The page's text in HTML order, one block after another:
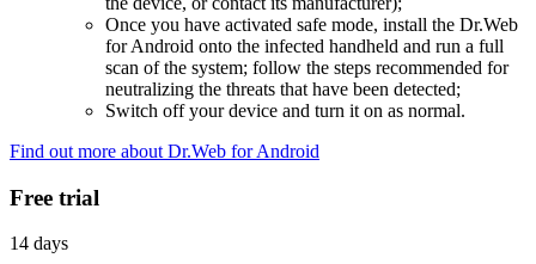
Once you have activated safe mode, install the Dr.Web
for Android onto the infected handheld and run a full
scan of the system; follow the steps recommended for
neutralizing the threats that have been detected;
Switch off your device and turn it on as normal.
Find out more about Dr.Web for Android
Free trial
14 days